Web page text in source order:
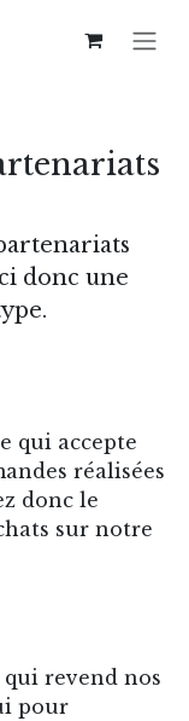
donc une
qui accepte
réalisées
donc le
sur notre
revend nos
pour